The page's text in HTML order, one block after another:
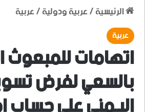
الرئيسية/عربية ودولية/عربية
عربية
اتهامات للمبعوث
بالسعي لفرض